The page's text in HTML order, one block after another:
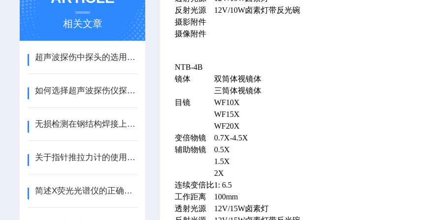
相关文章
超声波探伤中探头的选用原则,种类及构成（ZT）
如何选择超声波探伤仪探头（转载）
无损检测在钢结构焊接上的应用（转载）
关于指针推拉力计的使用要点说明
简述X荧光光谱仪的正确操作步骤
反射光源
12V/10W卤素灯带反光碗
摄影附件
摄像附件
NTB-4B
镜体
双筒体视镜体
三筒体视镜体
目镜
WF10X
WF15X
WF20X
变倍物镜
0.7X-4.5X
辅助物镜
0.5X
1.5X
2X
连续变倍比1: 6.5
工作距离
100mm
透射光源
12V/15W卤素灯